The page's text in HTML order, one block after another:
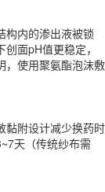
构内的渗出液被锁
面pH值更稳定，
，使用聚氨酯泡沫敷
黏附设计减少换药时
天（传统纱布需